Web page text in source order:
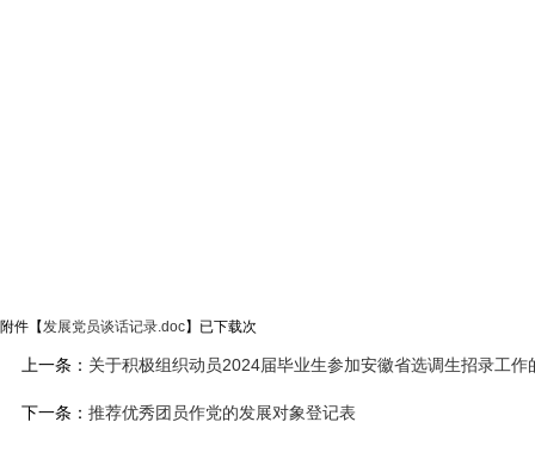
附件【发展党员谈话记录.doc】已下载次
上一条： 关于积极组织动员2024届毕业生参加安徽省选调生招录工作
下一条： 推荐优秀团员作党的发展对象登记表